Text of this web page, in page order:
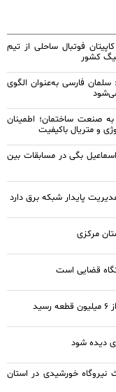
فوتبال ساحلی از تیم
کشور
سلمان فارسی به‌عنوان الگوی
به صنعت ساختمان؛ اطمینان
و متریال باکیفیت
بگی در مسابقات بین
پایدار شبکه برق دارد
قضایی است
دیده شود
احداث نیروگاه خورشیدی در استان